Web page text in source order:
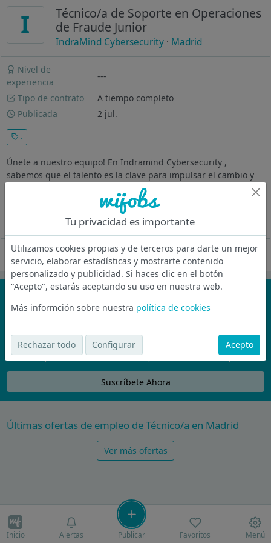
I
Técnico/a de Soporte en Operaciones
de Fraude Junior
IndraMind Cybersecurity · Madrid
Nivel de
experiencia
---
Tipo de contrato
A tiempo completo
Publicada
2 jul.
.
Únete a nuestro equipo! En Indramind Cybersecurity ,
sabemos que el talento es la clave para impulsar el cambio y
construir un futuro digital más seguro. Si estás listo/a para
enfrentarte a nuevos desafíos, crecer profesionalmente y
Oferta desactivada
¡No te pierdas nada!
Únete a la comunidad de wijobs y recibe por email las mejores
ofertas de empleo
Nunca compartiremos tu email con nadie y no te vamos a enviar spam
Suscríbete Ahora
Últimas ofertas de empleo de Técnico/a en Madrid
Ver más ofertas
Inicio Alertas Publicar Favoritos Menú
Tu privacidad es importante
Utilizamos cookies propias y de terceros para darte un mejor
servicio, elaborar estadísticas y mostrarte contenido
personalizado y publicidad. Si haces clic en el botón
"Acepto", estarás aceptando su uso en nuestra web.
Más informción sobre nuestra política de cookies
Rechazar todo Configurar Acepto